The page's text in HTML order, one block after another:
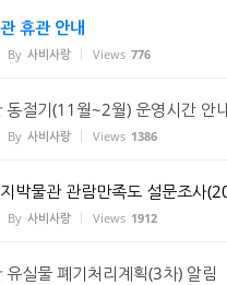
휴관 안내
By 사비사랑 Views 776
동절기(11월~2월) 운영시간 안
By 사비사랑 Views 1386
박물관 관람만족도 설문조사
By 사비사랑 Views 1912
유실물 폐기처리계획(3차) 알림